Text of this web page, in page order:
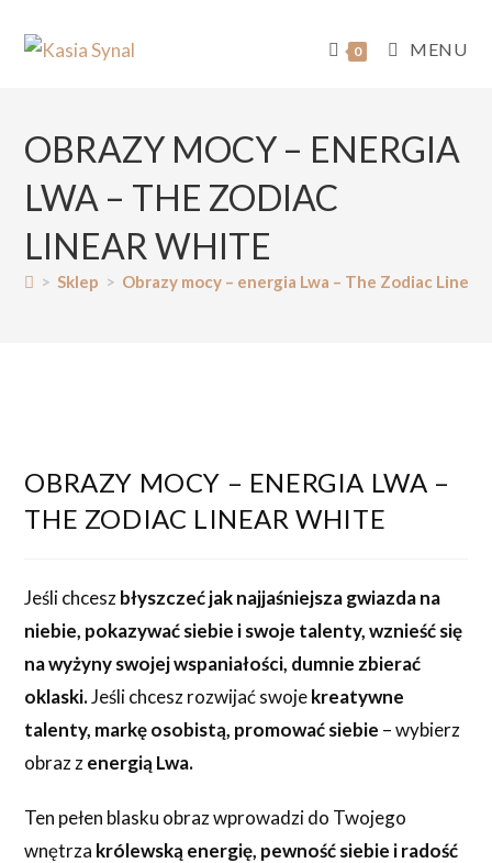
0 MENU
OBRAZY MOCY – ENERGIA
LWA – THE ZODIAC
LINEAR WHITE
> Sklep > Obrazy mocy – energia Lwa – The Zodiac
OBRAZY MOCY – ENERGIA LWA –
THE ZODIAC LINEAR WHITE
Jeśli chceszbłyszczeć jak najjaśniejsza gwiazda na
niebie, pokazywać siebie i swoje talenty, wznieść się
na wyżyny swojej wspaniałości, dumnie zbierać
oklaski.Jeśli chcesz rozwijać swojekreatywne
talenty, markę osobistą, promować siebie – wybierz
obraz zenergią Lwa.
Ten pełen blasku obraz wprowadzi do Twojego
wnętrza królewską energię, pewność siebie i radość